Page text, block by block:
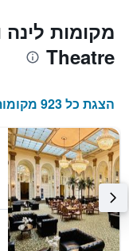
Theatre
הצגת כל 923 מקומות האירוח